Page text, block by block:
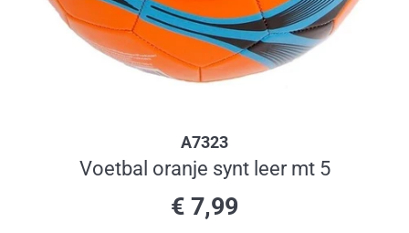
A7323
Voetbal oranje synt leer mt 5
Normale
prijs
€ 7,99